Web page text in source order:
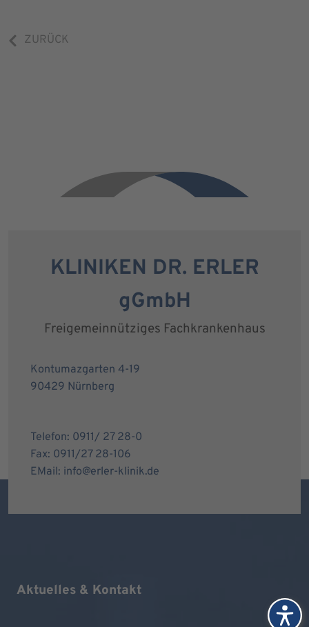
ZURÜCK
KLINIKEN DR. ERLER
gGmbH
Freigemeinnütziges Fachkrankenhaus
Kontumazgarten 4-19
90429 Nürnberg
Telefon: 0911/ 27 28-0
Fax: 0911/27 28-106
EMail: info@erler-klinik.de
Aktuelles & Kontakt